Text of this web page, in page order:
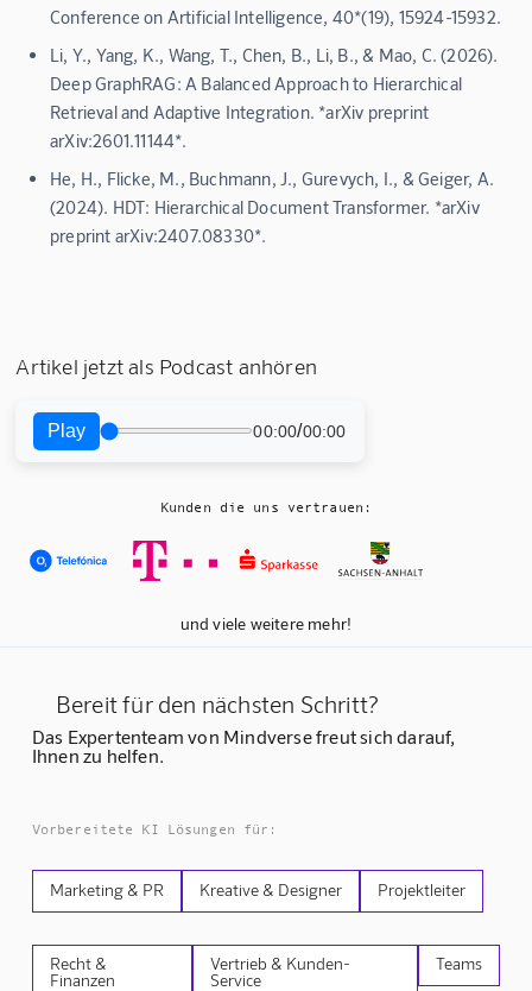
Conference on Artificial Intelligence, 40*(19), 15924-15932.
Li, Y., Yang, K., Wang, T., Chen, B., Li, B., & Mao, C. (2026).
Deep GraphRAG: A Balanced Approach to Hierarchical
Retrieval and Adaptive Integration. *arXiv preprint
arXiv:2601.11144*.
He, H., Flicke, M., Buchmann, J., Gurevych, I., & Geiger, A.
(2024). HDT: Hierarchical Document Transformer. *arXiv
preprint arXiv:2407.08330*.
Artikel jetzt als Podcast anhören
Play 00:00/00:00
Kunden die uns vertrauen:
und viele weitere mehr!
Bereit für den nächsten Schritt?
Das Expertenteam von Mindverse freut sich darauf,
Ihnen zu helfen.
Vorbereitete KI Lösungen für:
Marketing & PR Kreative & Designer Projektleiter
Recht &
Finanzen
Vertrieb & Kunden-
Service
Teams